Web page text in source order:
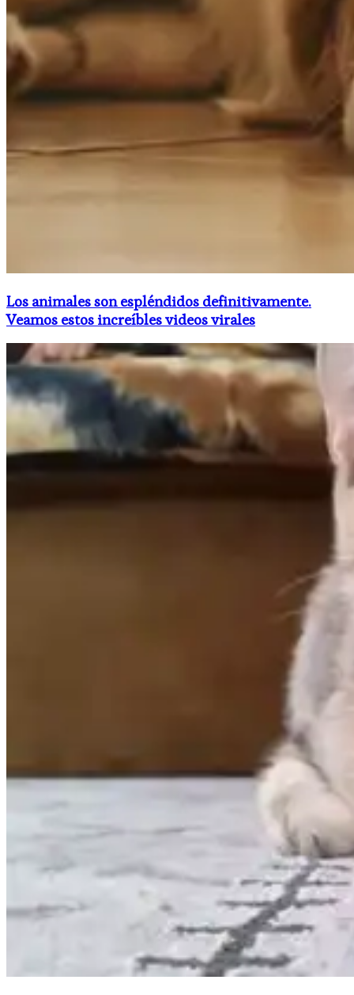
Los animales son espléndidos definitivamente.
Veamos estos increíbles videos virales